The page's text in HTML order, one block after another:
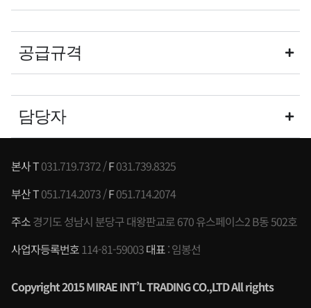
공급규격
담당자
본사 T031.719.7372 /F031.739.8325
부산 T051.714.2073 /F051.714.2074
주소경기도 성남시 분당구 대왕판교로 670 유스페이스2 B동 502호
사업자등록번호114-81-59003대표: 임봉선
Copyright 2015 MIRAE INT’L TRADING CO.,LTD All rights